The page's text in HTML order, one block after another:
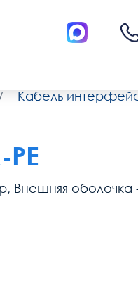
/ Кабель
Внешняя оболочка